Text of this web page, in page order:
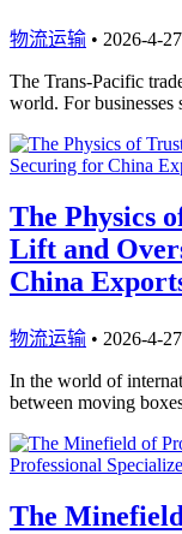
物流运输 • 2026-4-
The Trans-Pacific
world. For
The Physics
Lift and
China
物流运输 • 2026-4-
In the world of
between moving
The